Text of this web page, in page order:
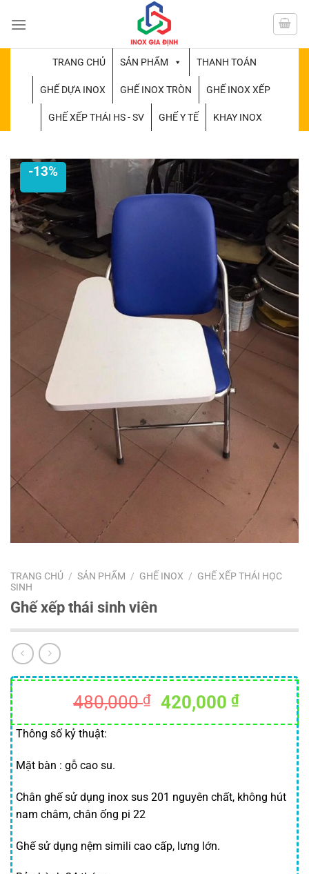
đến
TRANG CHỦ SẢN PHẨM THANH TOÁN
GHẾ DỰA INOX GHẾ INOX TRÒN GHẾ INOX XẾP
GHẾ XẾP THÁI HS - SV GHẾ Y TẾ KHAY INOX
-13%
TRANG CHỦ / SẢN PHẨM / GHẾ INOX / GHẾ XẾP THÁI HỌC
SINH
Ghế xếp thái sinh viên
480,000₫
Giá
gốc
420,000 ₫Giá
hiện
Thông số kỷ thuật:
Mặt bàn : gỗ cao su.
Chân ghế sử dụng inox sus 201 nguyên chất, không hút
nam châm, chân ống pi 22
Ghế sử dụng nệm simili cao cấp, lưng lớn.